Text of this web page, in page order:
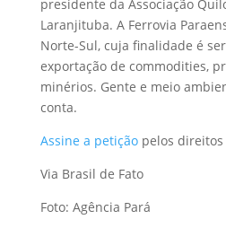
presidente da Associação
Laranjituba. A Ferrovia
Norte-Sul, cuja finalidade é
exportação de commodities,
minérios. Gente e meio
conta.
Assine a petiçãopelos direitos
Via Brasil de Fato
Foto: Agência Pará